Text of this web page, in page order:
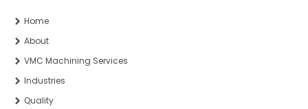
Home
About
VMC Machining Services
Industries
Quality